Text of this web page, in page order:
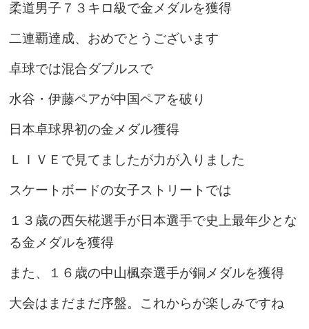
柔道男子７３キロ級で金メダルを獲得
二連覇達成、おめでとうございます
卓球では混合ダブルスで
水谷・伊藤ペアが中国ペアを破り
日本卓球界初の金メダル獲得
ＬＩＶＥで見てましたが力が入りました
スケートボードの女子ストリートでは
１３歳の西矢椛選手が日本選手で史上最年少とな
る金メダルを獲得
また、１６歳の中山楓奈選手が銅メダルを獲得
大会はまだまだ序盤。これからが楽しみですね